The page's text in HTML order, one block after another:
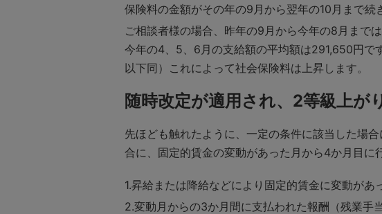
保険料の金額がその年の9月から翌年の10月まで続
ご相談者様の場合、昨年の9月から今年の8月まで
今年の4、5、6月の支給額の平均額は291,650円で
以下同）これによって社会保険料は上昇します。
随時改定が適用され、2等級上が
先ほども触れたように、一定の条件に該当した場
合に、固定的賃金の変動があった月から4か月目に
昇給または降給などにより固定的賃金に変動があ
変動月からの3か月間に支払われた報酬（残業手